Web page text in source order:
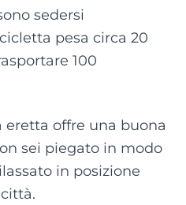
sedersi
pesa circa 20
100
eretta offre una buona
sei piegato in modo
in posizione